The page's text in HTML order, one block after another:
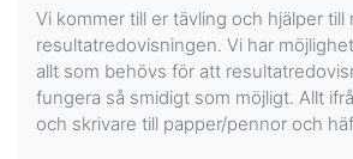
Vi kommer till er tävling och hjälper till
resultatredovisningen. Vi har
allt som behövs för att
fungera så smidigt som möjligt. Allt
och skrivare till papper/pennor och